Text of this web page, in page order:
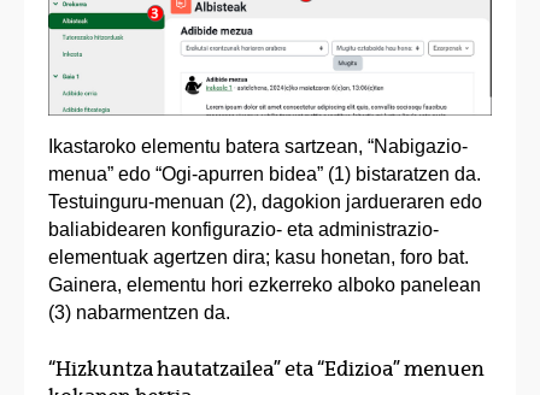
Ikastaroko elementu batera sartzean, “Nabigazio-
menua” edo “Ogi-apurren bidea” (1) bistaratzen da.
Testuinguru-menuan (2), dagokion jardueraren edo
baliabidearen konfigurazio- eta administrazio-
elementuak agertzen dira; kasu honetan, foro bat.
Gainera, elementu hori ezkerreko alboko panelean
(3) nabarmentzen da.
“Hizkuntza hautatzailea” eta “Edizioa” menuen